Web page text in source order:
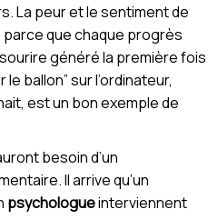
La peur et le sentiment de
que chaque progrès
généré la première fois
ballon” sur l’ordinateur,
est un bon exemple de
besoin d’un
Il arrive qu’un
psychologueinterviennent